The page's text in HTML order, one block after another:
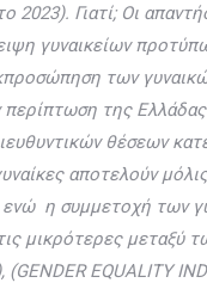
2023). Γιατί; Οι
γυναικείων
των
περίπτωση της
θέσεων
αποτελούν
η συμμετοχή των
μικρότερες μεταξύ
EQUALITY